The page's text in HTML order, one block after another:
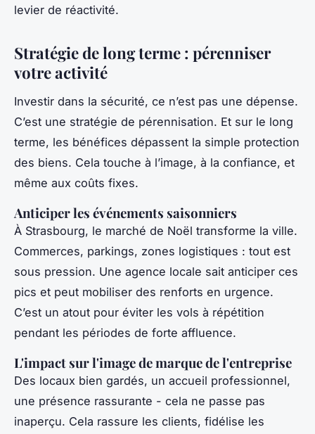
levier de réactivité.
Stratégie de long terme : pérenniser
votre activité
Investir dans la sécurité, ce n’est pas une dépense.
C’est une stratégie de pérennisation. Et sur le long
terme, les bénéfices dépassent la simple protection
des biens. Cela touche à l’image, à la confiance, et
même aux coûts fixes.
Anticiper les événements saisonniers
À Strasbourg, le marché de Noël transforme la ville.
Commerces, parkings, zones logistiques : tout est
sous pression. Une agence locale sait anticiper ces
pics et peut mobiliser des renforts en urgence.
C’est un atout pour éviter les vols à répétition
pendant les périodes de forte affluence.
L'impact sur l'image de marque de l'entreprise
Des locaux bien gardés, un accueil professionnel,
une présence rassurante - cela ne passe pas
inaperçu. Cela rassure les clients, fidélise les